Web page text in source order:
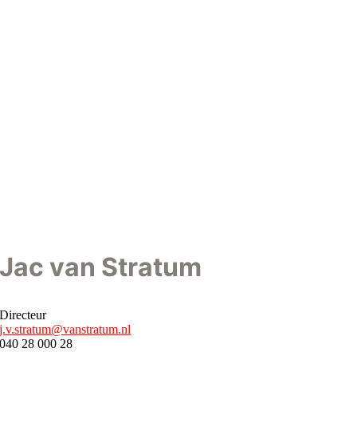
Jac van Stratum
Directeur
j.v.stratum@vanstratum.nl
040 28 000 28